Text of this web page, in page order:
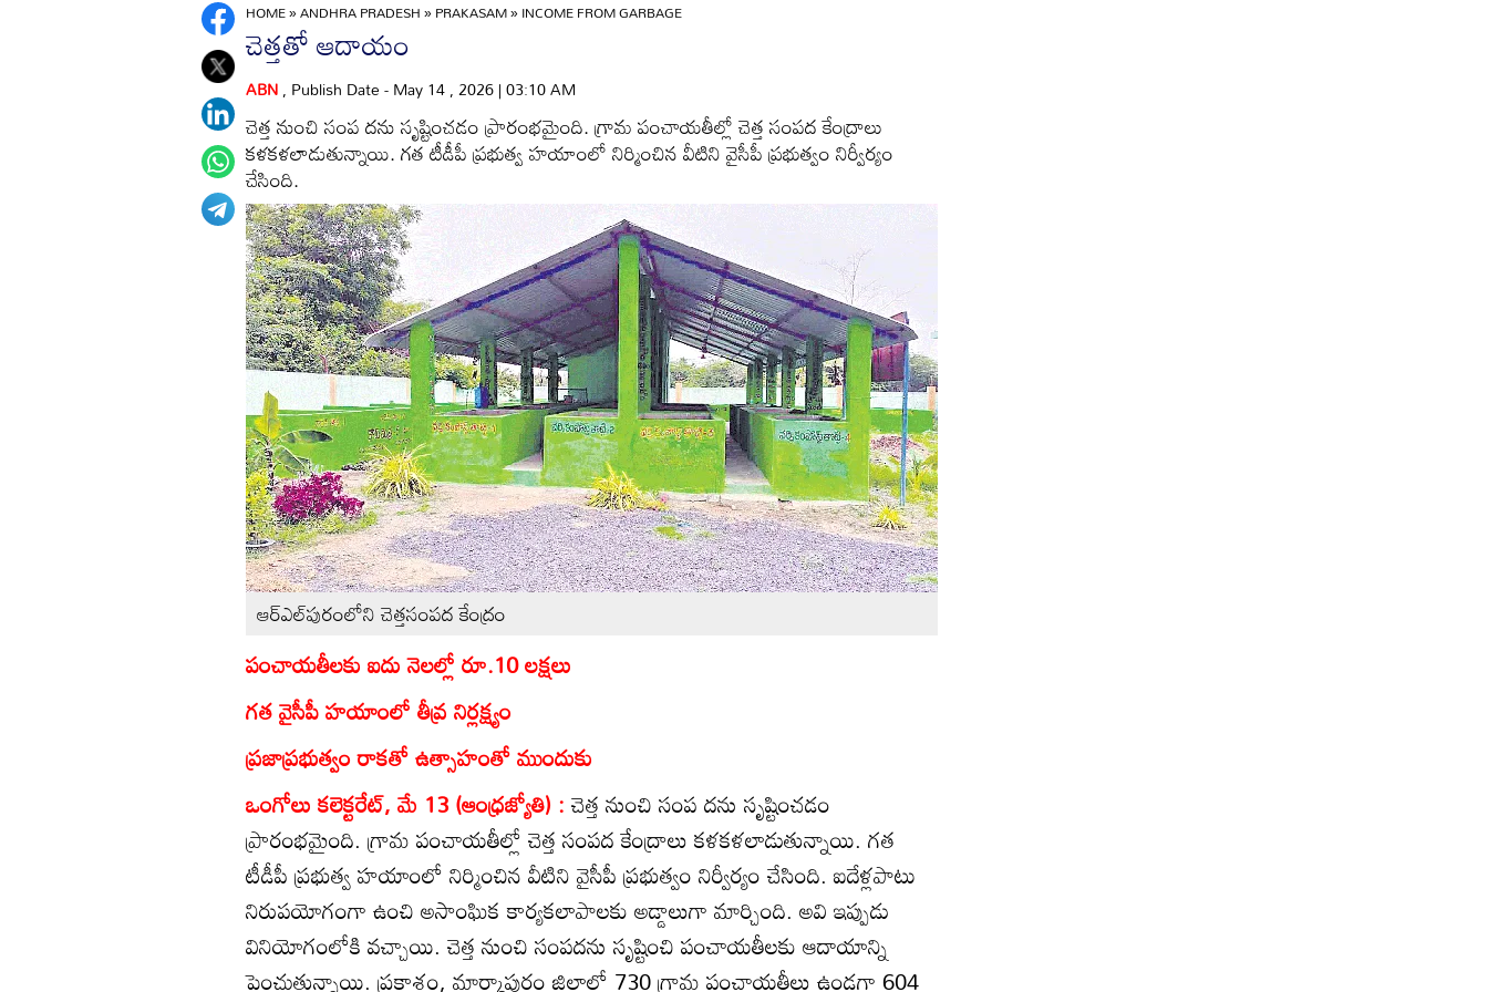
HOME»ANDHRA PRADESH»PRAKASAM»INCOME FROM GARBAGE
చెత్తతో ఆదాయం
ABN, Publish Date - May 14 , 2026 | 03:10 AM
చెత్త నుంచి సంప దను సృష్టించడం ప్రారంభమైంది. గ్రామ పంచాయతీల్లో చెత్త సంపద కేంద్రాలు
కళకళలాడుతున్నాయి. గత టీడీపీ ప్రభుత్వ హయాంలో నిర్మించిన వీటిని వైసీపీ ప్రభుత్వం నిర్వీర్యం
చేసింది.
ఆర్‌ఎల్‌పురంలోని చెత్తసంపద కేంద్రం
పంచాయతీలకు ఐదు నెలల్లో రూ.10 లక్షలు
గత వైసీపీ హయాంలో తీవ్ర నిర్లక్ష్యం
ప్రజాప్రభుత్వం రాకతో ఉత్సాహంతో ముందుకు
ఒంగోలు కలెక్టరేట్‌, మే 13 (ఆంధ్రజ్యోతి) :చెత్త నుంచి సంప దను సృష్టించడం
ప్రారంభమైంది. గ్రామ పంచాయతీల్లో చెత్త సంపద కేంద్రాలు కళకళలాడుతున్నాయి. గత
టీడీపీ ప్రభుత్వ హయాంలో నిర్మించిన వీటిని వైసీపీ ప్రభుత్వం నిర్వీర్యం చేసింది. ఐదేళ్లపాటు
నిరుపయోగంగా ఉంచి అసాంఘిక కార్యకలాపాలకు అడ్డాలుగా మార్చింది. అవి ఇప్పుడు
వినియోగంలోకి వచ్చాయి. చెత్త నుంచి సంపదను సృష్టించి పంచాయతీలకు ఆదాయాన్ని
పెంచుతున్నాయి. ప్రకాశం, మార్కాపురం జిల్లాల్లో 730 గ్రామ పంచాయతీలు ఉండగా 604